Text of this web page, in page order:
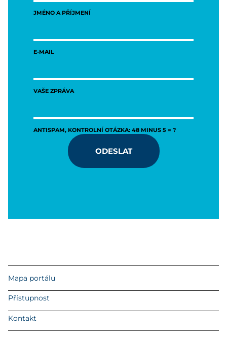
JMÉNO A PŘÍJMENÍ
E-MAIL
VAŠE ZPRÁVA
ANTISPAM, KONTROLNÍ OTÁZKA: 48 MINUS 5 = ?
ODESLAT
Mapa portálu
Přístupnost
Kontakt